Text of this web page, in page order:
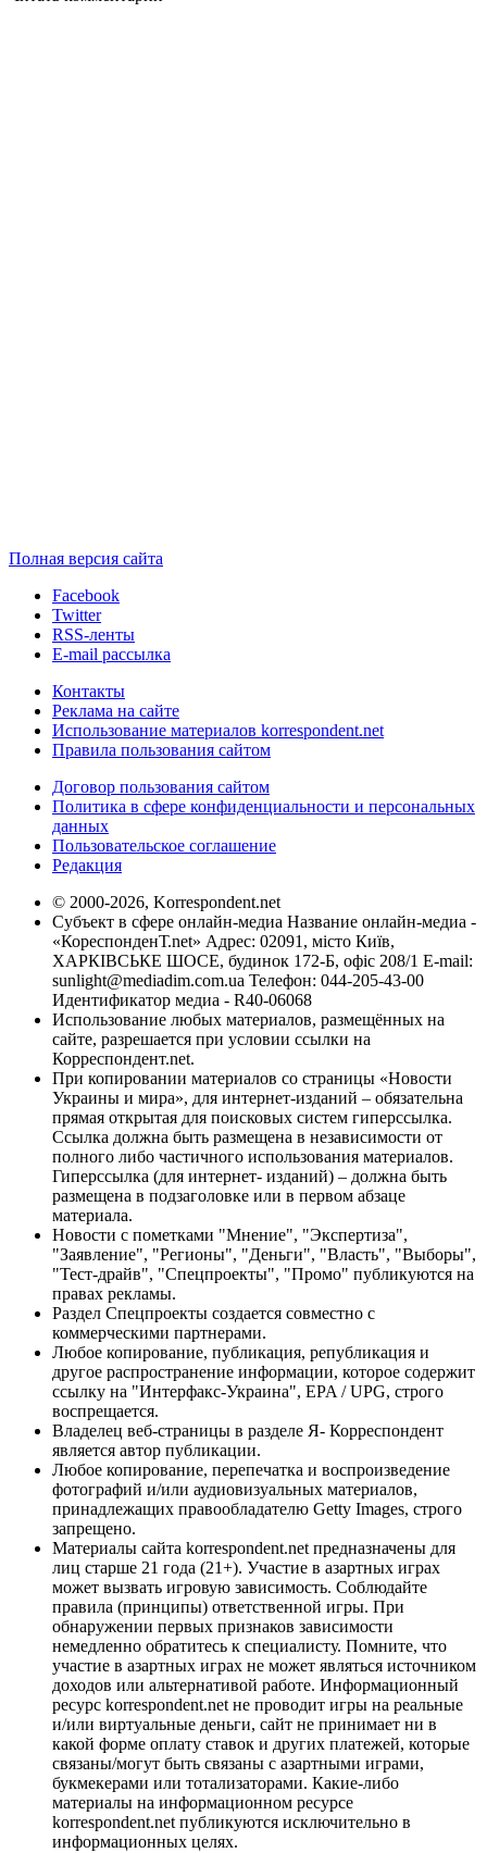
Полная версия сайта
Facebook
Twitter
RSS-ленты
E-mail рассылка
Контакты
Реклама на сайте
Использование материалов korrespondent.net
Правила пользования сайтом
Договор пользования сайтом
Политика в сфере конфиденциальности и персональных
данных
Пользовательское соглашение
Редакция
© 2000-2026, Korrespondent.net
Субъект в сфере онлайн-медиа Название онлайн-медиа -
«КореспонденТ.net» Адрес: 02091, місто Київ,
ХАРКІВСЬКЕ ШОСЕ, будинок 172-Б, офіс 208/1 E-mail:
sunlight@mediadim.com.ua Телефон: 044-205-43-00
Идентификатор медиа - R40-06068
Использование любых материалов, размещённых на
сайте, разрешается при условии ссылки на
Корреспондент.net.
При копировании материалов со страницы «Новости
Украины и мира», для интернет-изданий – обязательна
прямая открытая для поисковых систем гиперссылка.
Ссылка должна быть размещена в независимости от
полного либо частичного использования материалов.
Гиперссылка (для интернет- изданий) – должна быть
размещена в подзаголовке или в первом абзаце
материала.
Новости с пометками "Мнение", "Экспертиза",
"Заявление", "Регионы", "Деньги", "Власть", "Выборы",
"Тест-драйв", "Спецпроекты", "Промо" публикуются на
правах рекламы.
Раздел Спецпроекты создается совместно с
коммерческими партнерами.
Любое копирование, публикация, републикация и
другое распространение информации, которое содержит
ссылку на "Интерфакс-Украина", EPA / UPG, строго
воспрещается.
Владелец веб-страницы в разделе Я- Корреспондент
является автор публикации.
Любое копирование, перепечатка и воспроизведение
фотографий и/или аудиовизуальных материалов,
принадлежащих правообладателю Getty Images, строго
запрещено.
Материалы сайта korrespondent.net предназначены для
лиц старше 21 года (21+). Участие в азартных играх
может вызвать игровую зависимость. Соблюдайте
правила (принципы) ответственной игры. При
обнаружении первых признаков зависимости
немедленно обратитесь к специалисту. Помните, что
участие в азартных играх не может являться источником
доходов или альтернативой работе. Информационный
ресурс korrespondent.net не проводит игры на реальные
и/или виртуальные деньги, сайт не принимает ни в
какой форме оплату ставок и других платежей, которые
связаны/могут быть связаны с азартными играми,
букмекерами или тотализаторами. Какие-либо
материалы на информационном ресурсе
korrespondent.net публикуются исключительно в
информационных целях.